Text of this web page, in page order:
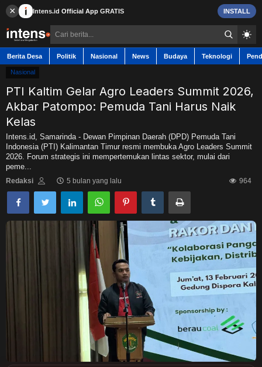
× Intens.id Official App GRATIS INSTALL
Berita Desa Politik Nasional News Budaya Teknologi
Berita Desa
Contact
Politik
Nasional
Nasional
PTI Kaltim Gelar Agro Leaders Summit 2026,
Akbar Patompo: Pemuda Tani Harus Naik
Kelas
Intens.id, Samarinda - Dewan Pimpinan Daerah (DPD) Pemuda Tani
Indonesia (PTI) Kalimantan Timur resmi membuka Agro Leaders Summit
2026. Forum strategis ini mempertemukan lintas sektor, mulai dari
peme...
Redaksi 5 bulan yang lalu 964